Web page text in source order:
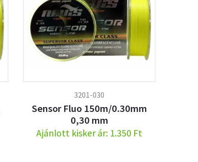
3201-030
Sensor Fluo 150m/0.30mm
0,30 mm
Ajánlott kisker ár: 1.350 Ft